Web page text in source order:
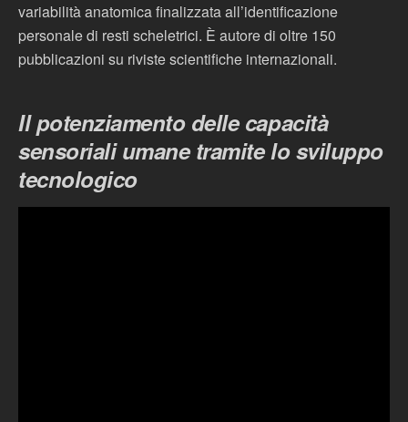
variabilità anatomica finalizzata all’identificazione
personale di resti scheletrici. È autore di oltre 150
pubblicazioni su riviste scientifiche internazionali.
Il potenziamento delle capacità
sensoriali umane tramite lo sviluppo
tecnologico